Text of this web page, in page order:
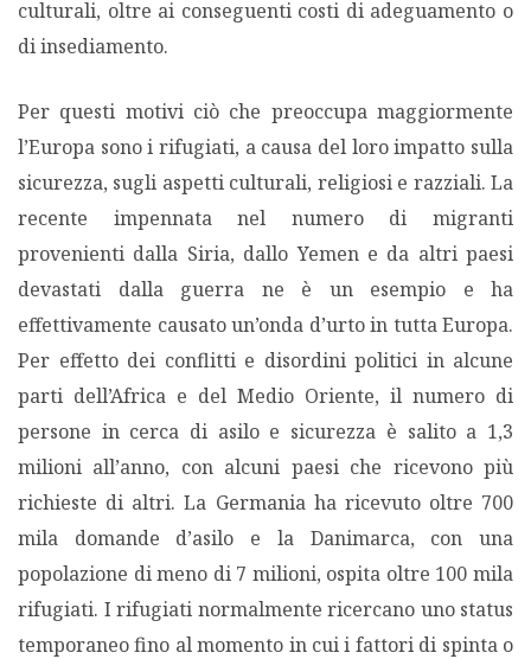
culturali, oltre ai conseguenti costi di adeguamento o
di insediamento.
Per questi motivi ciò che preoccupa maggiormente
l’Europa sono i rifugiati, a causa del loro impatto sulla
sicurezza, sugli aspetti culturali, religiosi e razziali. La
recente impennata nel numero di migranti
provenienti dalla Siria, dallo Yemen e da altri paesi
devastati dalla guerra ne è un esempio e ha
effettivamente causato un’onda d’urto in tutta Europa.
Per effetto dei conflitti e disordini politici in alcune
parti dell’Africa e del Medio Oriente, il numero di
persone in cerca di asilo e sicurezza è salito a 1,3
milioni all’anno, con alcuni paesi che ricevono più
richieste di altri. La Germania ha ricevuto oltre 700
mila domande d’asilo e la Danimarca, con una
popolazione di meno di 7 milioni, ospita oltre 100 mila
rifugiati. I rifugiati normalmente ricercano uno status
temporaneo fino al momento in cui i fattori di spinta o